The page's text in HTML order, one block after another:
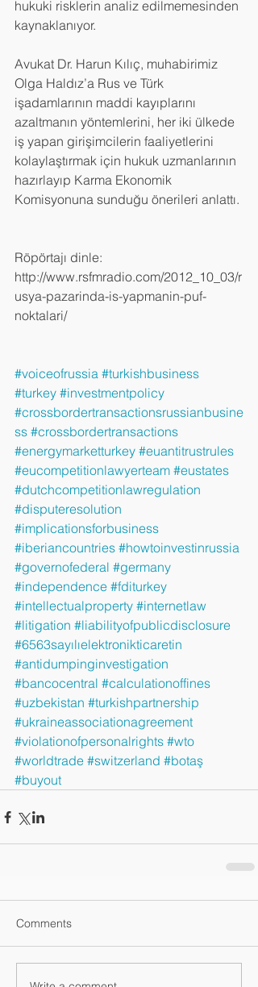
hukuki risklerin analiz edilmemesinden
kaynaklanıyor.
Avukat Dr. Harun Kılıç, muhabirimiz
Olga Haldız’a Rus ve Türk
işadamlarının maddi kayıplarını
azaltmanın yöntemlerini, her iki ülkede
iş yapan girişimcilerin faaliyetlerini
kolaylaştırmak için hukuk uzmanlarının
hazırlayıp Karma Ekonomik
Komisyonuna sunduğu önerileri anlattı.
Röpörtajı dinle:
http://www.rsfmradio.com/2012_10_03/r
usya-pazarinda-is-yapmanin-puf-
noktalari/
#voiceofrussia #turkishbusiness
#turkey #investmentpolicy
#crossbordertransactionsrussianbusine
ss #crossbordertransactions
#energymarketturkey #euantitrustrules
#eucompetitionlawyerteam #eustates
#dutchcompetitionlawregulation
#disputeresolution
#implicationsforbusiness
#iberiancountries #howtoinvestinrussia
#governofederal #germany
#independence #fditurkey
#intellectualproperty #internetlaw
#litigation #liabilityofpublicdisclosure
#6563sayılıelektronikticaretin
#antidumpinginvestigation
#bancocentral #calculationoffines
#uzbekistan #turkishpartnership
#ukraineassociationagreement
#violationofpersonalrights #wto
#worldtrade #switzerland #botaş
#buyout
Comments